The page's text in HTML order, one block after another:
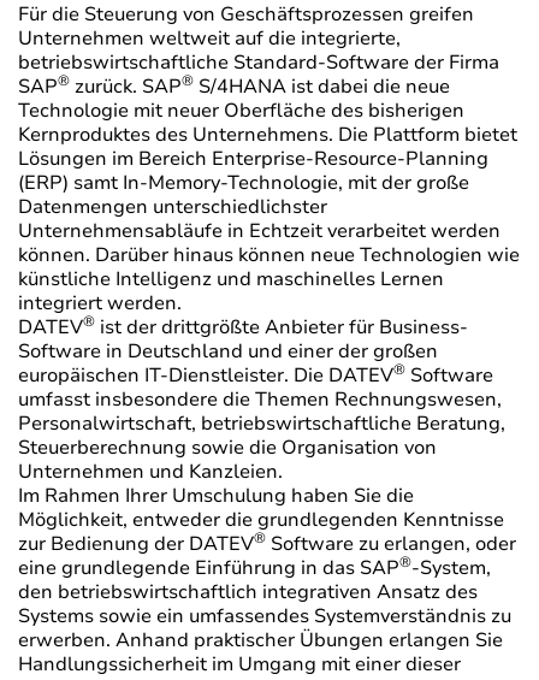
Für die Steuerung von Geschäftsprozessen greifen
Unternehmen weltweit auf die integrierte,
betriebswirtschaftliche Standard-Software der Firma
SAP® zurück. SAP® S/4HANA ist dabei die neue
Technologie mit neuer Oberfläche des bisherigen
Kernproduktes des Unternehmens. Die Plattform bietet
Lösungen im Bereich Enterprise-Resource-Planning
(ERP) samt In-Memory-Technologie, mit der große
Datenmengen unterschiedlichster
Unternehmensabläufe in Echtzeit verarbeitet werden
können. Darüber hinaus können neue Technologien wie
künstliche Intelligenz und maschinelles Lernen
integriert werden.
DATEV® ist der drittgrößte Anbieter für Business-
Software in Deutschland und einer der großen
europäischen IT-Dienstleister. Die DATEV® Software
umfasst insbesondere die Themen Rechnungswesen,
Personalwirtschaft, betriebswirtschaftliche Beratung,
Steuerberechnung sowie die Organisation von
Unternehmen und Kanzleien.
Im Rahmen Ihrer Umschulung haben Sie die
Möglichkeit, entweder die grundlegenden Kenntnisse
zur Bedienung der DATEV® Software zu erlangen, oder
eine grundlegende Einführung in das SAP®-System,
den betriebswirtschaftlich integrativen Ansatz des
Systems sowie ein umfassendes Systemverständnis zu
erwerben. Anhand praktischer Übungen erlangen Sie
Handlungssicherheit im Umgang mit einer dieser